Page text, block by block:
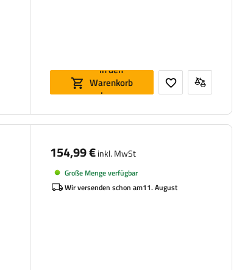
In den
Warenkorb
legen
154,99 €inkl. MwSt
Große Menge verfügbar
Wir versenden schon am11. August